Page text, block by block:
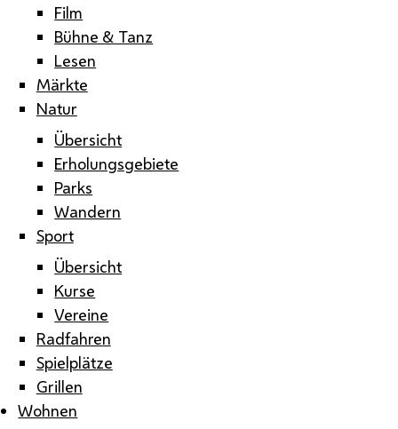
Film
Bühne & Tanz
Lesen
Märkte
Natur
Übersicht
Erholungsgebiete
Parks
Wandern
Sport
Übersicht
Kurse
Vereine
Radfahren
Spielplätze
Grillen
Wohnen